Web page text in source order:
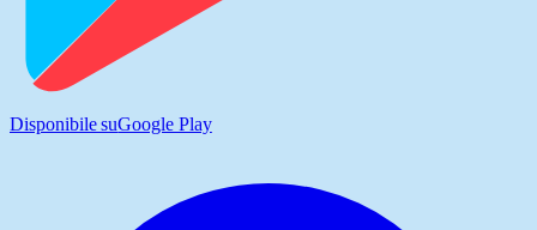
Disponibile suGoogle Play